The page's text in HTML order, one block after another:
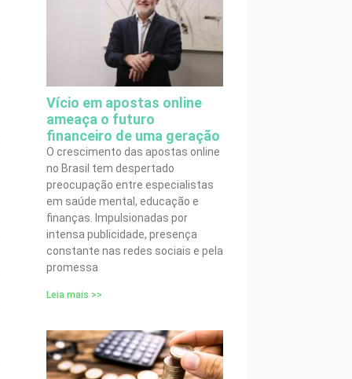
Vício em apostas online
ameaça o futuro
financeiro de uma geração
O crescimento das apostas online
no Brasil tem despertado
preocupação entre especialistas
em saúde mental, educação e
finanças. Impulsionadas por
intensa publicidade, presença
constante nas redes sociais e pela
promessa
Leia mais >>